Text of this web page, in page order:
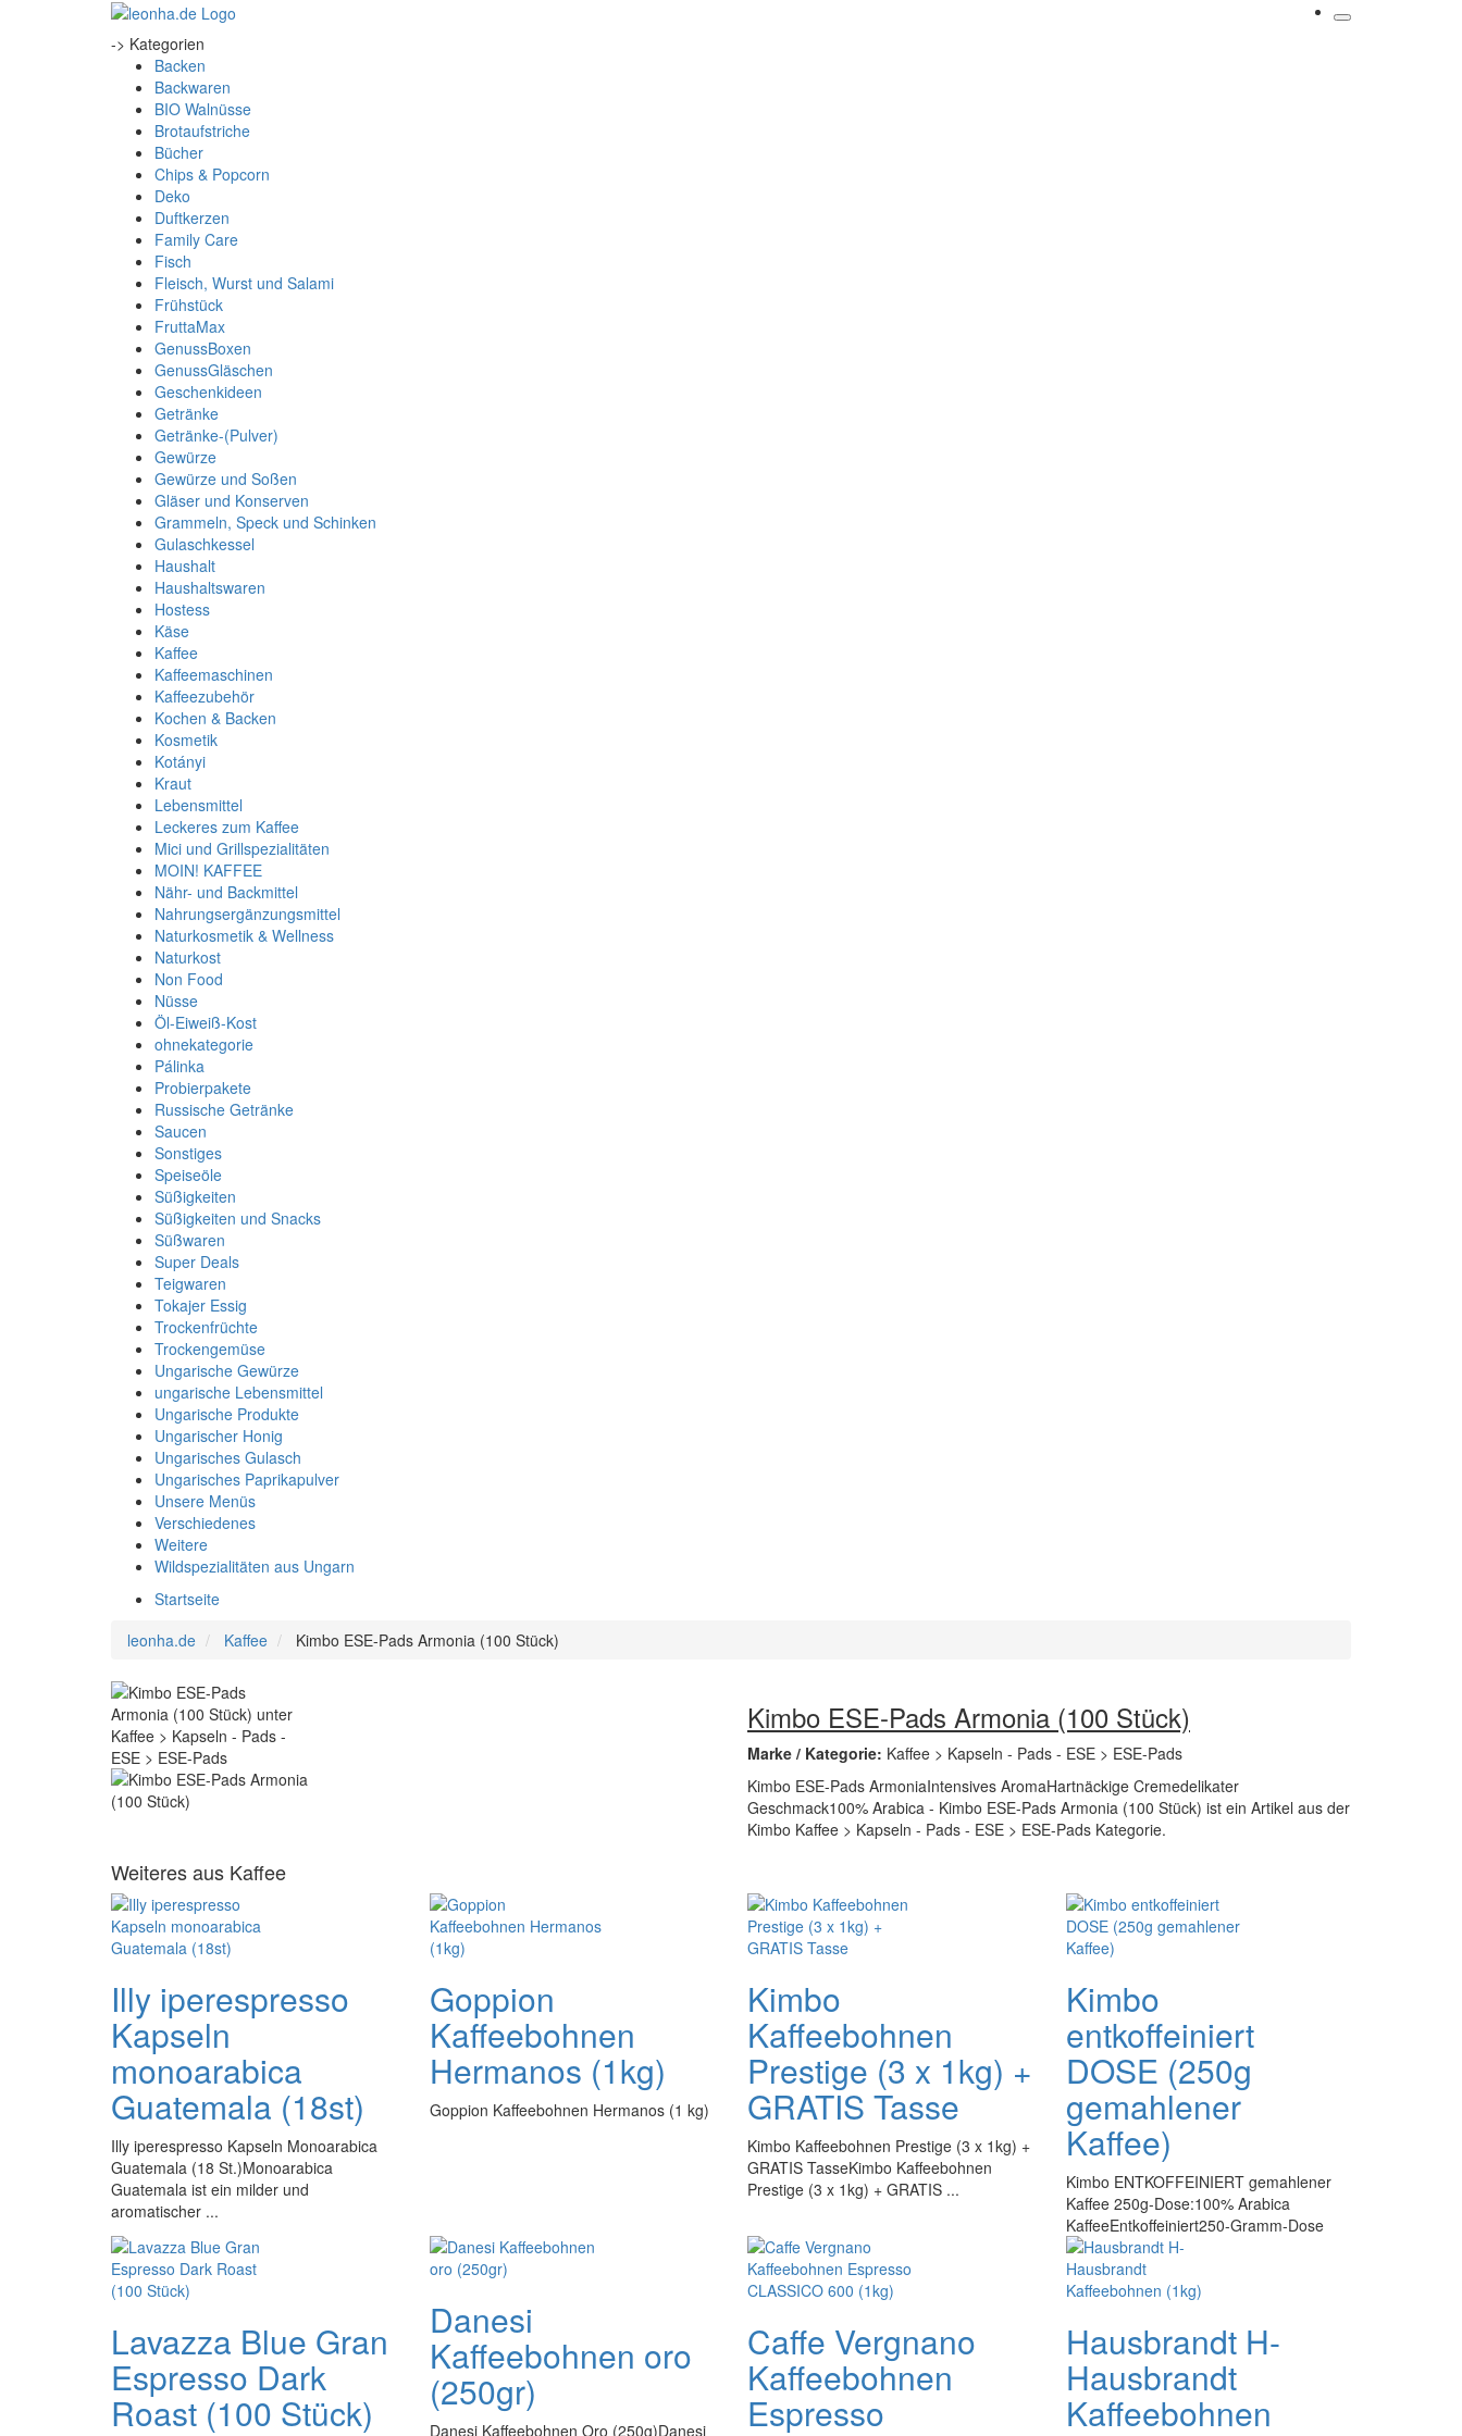
-> Kategorien
Backen
Backwaren
BIO Walnüsse
Brotaufstriche
Bücher
Chips & Popcorn
Deko
Duftkerzen
Family Care
Fisch
Fleisch, Wurst und Salami
Frühstück
FruttaMax
GenussBoxen
GenussGläschen
Geschenkideen
Getränke
Getränke-(Pulver)
Gewürze
Gewürze und Soßen
Gläser und Konserven
Grammeln, Speck und Schinken
Gulaschkessel
Haushalt
Haushaltswaren
Hostess
Käse
Kaffee
Kaffeemaschinen
Kaffeezubehör
Kochen & Backen
Kosmetik
Kotányi
Kraut
Lebensmittel
Leckeres zum Kaffee
Mici und Grillspezialitäten
MOIN! KAFFEE
Nähr- und Backmittel
Nahrungsergänzungsmittel
Naturkosmetik & Wellness
Naturkost
Non Food
Nüsse
Öl-Eiweiß-Kost
ohnekategorie
Pálinka
Probierpakete
Russische Getränke
Saucen
Sonstiges
Speiseöle
Süßigkeiten
Süßigkeiten und Snacks
Süßwaren
Super Deals
Teigwaren
Tokajer Essig
Trockenfrüchte
Trockengemüse
Ungarische Gewürze
ungarische Lebensmittel
Ungarische Produkte
Ungarischer Honig
Ungarisches Gulasch
Ungarisches Paprikapulver
Unsere Menüs
Verschiedenes
Weitere
Wildspezialitäten aus Ungarn
Startseite
leonha.de
Kaffee Kimbo ESE-Pads Armonia (100 Stück)
Kimbo ESE-Pads Armonia (100 Stück)
Marke / Kategorie: Kaffee > Kapseln - Pads - ESE > ESE-Pads
Kimbo ESE-Pads ArmoniaIntensives AromaHartnäckige Cremedelikater
Geschmack100% Arabica - Kimbo ESE-Pads Armonia (100 Stück) ist ein Artikel aus der
Kimbo Kaffee > Kapseln - Pads - ESE > ESE-Pads Kategorie.
Weiteres aus Kaffee
Illy iperespresso
Kapseln
monoarabica
Guatemala (18st)
Illy iperespresso Kapseln Monoarabica
Guatemala (18 St.)Monoarabica
Guatemala ist ein milder und
aromatischer ...
Goppion
Kaffeebohnen
Hermanos (1kg)
Goppion Kaffeebohnen Hermanos (1 kg)
Kimbo
Kaffeebohnen
Prestige (3 x 1kg) +
GRATIS Tasse
Kimbo Kaffeebohnen Prestige (3 x 1kg) +
GRATIS TasseKimbo Kaffeebohnen
Prestige (3 x 1kg) + GRATIS ...
Kimbo
entkoffeiniert
DOSE (250g
gemahlener
Kaffee)
Kimbo ENTKOFFEINIERT gemahlener
Kaffee 250g-Dose:100% Arabica
KaffeeEntkoffeiniert250-Gramm-Dose
Lavazza Blue Gran
Espresso Dark
Roast (100 Stück)
Danesi
Kaffeebohnen oro
(250gr)
Danesi Kaffeebohnen Oro (250g)Danesi
Caffe Vergnano
Kaffeebohnen
Espresso
Hausbrandt H-
Hausbrandt
Kaffeebohnen